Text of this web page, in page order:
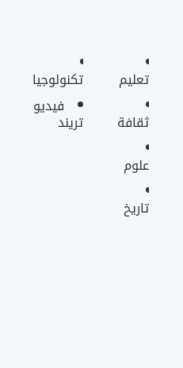
تعليم
ثقافة
علوم
تاريخ
تكنولوجيا
فيديو
تريند